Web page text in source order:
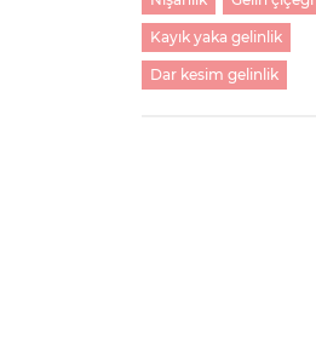
Kayık yaka gelinlik
Dar kesim gelinlik